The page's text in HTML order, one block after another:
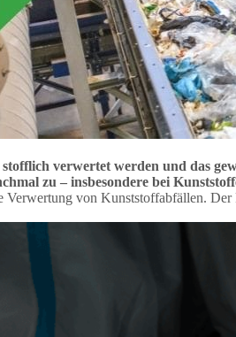
verwertet werden und das
zu – insbesondere bei
von Kunststoffabfällen. Der